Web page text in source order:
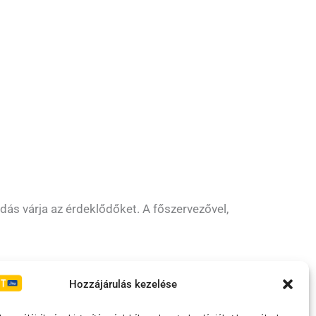
Hozzájárulás kezelése
várja az érdeklődőket. A főszervezővel,
Irányelvek Moderálási szabályzat